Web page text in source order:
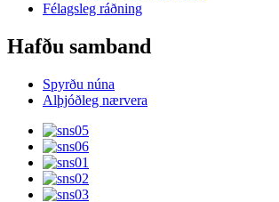
Félagsleg ráðning
Hafðu samband
Spyrðu núna
Alþjóðleg nærvera